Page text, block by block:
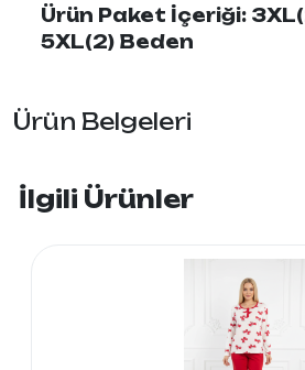
Ürün Paket İçeriği:
5XL(2) Beden
Ürün Belgeleri
İlgili Ürünler